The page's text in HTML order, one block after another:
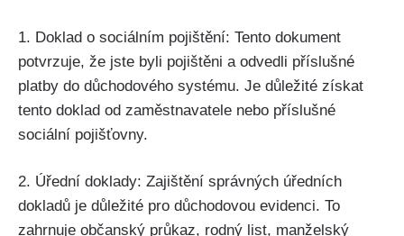
1. Doklad o sociálním pojištění: Tento dokument
potvrzuje, že jste byli pojištěni a odvedli příslušné
platby do důchodového systému. Je důležité získat
tento doklad od zaměstnavatele nebo příslušné
sociální pojišťovny.
2. Úřední doklady: Zajištění správných úředních
dokladů je důležité pro důchodovou evidenci. To
zahrnuje občanský průkaz, rodný list, manželský